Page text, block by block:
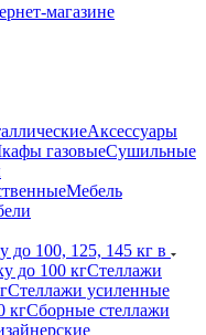
магазине
Аксессуары
газовыеСушильные
Мебель
до 100, 125, 145 кг в
до 100 кгСтеллажи
Стеллажи усиленные
кгСборные стеллажи